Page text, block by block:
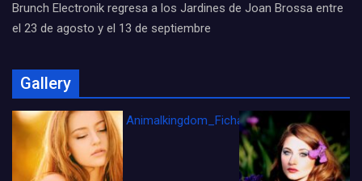
Brunch Electronik regresa a los Jardines de Joan Brossa entre
el 23 de agosto y el 13 de septiembre
Gallery
Animalkingdom_FichaCine